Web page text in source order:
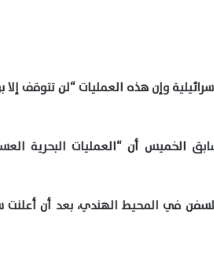
وإن هذه العمليات “لن تتوقف
الخميس أن “العمليات البحرية
في المحيط الهندي، بعد أن أعلنت